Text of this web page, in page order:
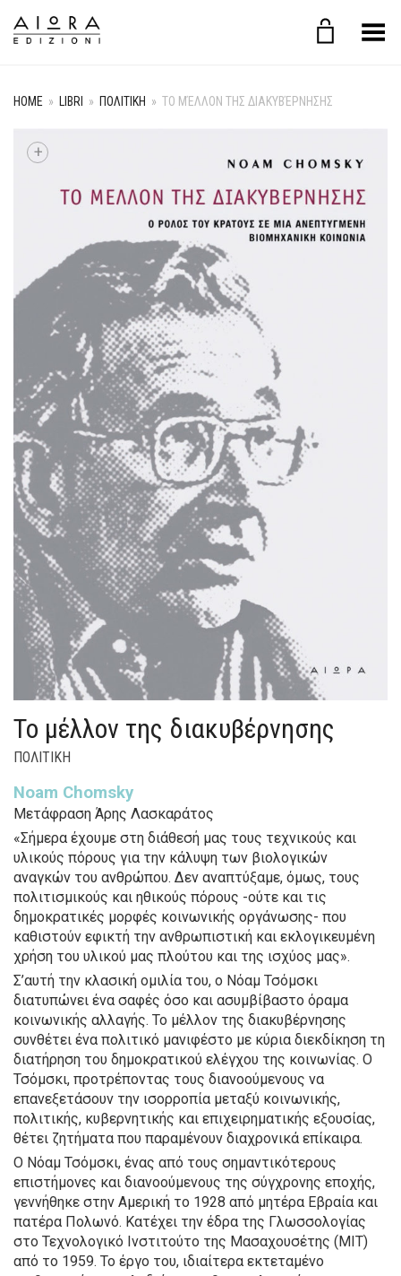
Toggle Menu
HOME » LIBRI » ΠΟΛΙΤΙΚΗ » ΤΟ ΜΈΛΛΟΝ ΤΗΣ ΔΙΑΚΥΒΈΡΝΗΣΗΣ
+
Το μέλλον της διακυβέρνησης
ΠΟΛΙΤΙΚΗ
Noam Chomsky
Μετάφραση Άρης Λασκαράτος
«Σήμερα έχουμε στη διάθεσή μας τους τεχνικούς και
υλικούς πόρους για την κάλυψη των βιολογικών
αναγκών του ανθρώπου. Δεν αναπτύξαμε, όμως, τους
πολιτισμικούς και ηθικούς πόρους -ούτε και τις
δημοκρατικές μορφές κοινωνικής οργάνωσης- που
καθιστούν εφικτή την ανθρωπιστική και εκλογικευμένη
χρήση του υλικού μας πλούτου και της ισχύος μας».
Σ’αυτή την κλασική ομιλία του, ο Νόαμ Τσόμσκι
διατυπώνει ένα σαφές όσο και ασυμβίβαστο όραμα
κοινωνικής αλλαγής. Το μέλλον της διακυβέρνησης
συνθέτει ένα πολιτικό μανιφέστο με κύρια διεκδίκηση τη
διατήρηση του δημοκρατικού ελέγχου της κοινωνίας. Ο
Τσόμσκι, προτρέποντας τους διανοούμενους να
επανεξετάσουν την ισορροπία μεταξύ κοινωνικής,
πολιτικής, κυβερνητικής και επιχειρηματικής εξουσίας,
θέτει ζητήματα που παραμένουν διαχρονικά επίκαιρα.
Ο Νόαμ Τσόμσκι, ένας από τους σημαντικότερους
επιστήμονες και διανοούμενους της σύγχρονης εποχής,
γεννήθηκε στην Αμερική το 1928 από μητέρα Εβραία και
πατέρα Πολωνό. Κατέχει την έδρα της Γλωσσολογίας
στο Τεχνολογικό Ινστιτούτο της Μασαχουσέτης (ΜΙΤ)
από το 1959. Το έργο του, ιδιαίτερα εκτεταμένο